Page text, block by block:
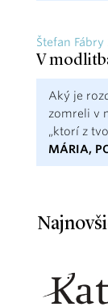
Štefan Fábry
V
Aký je
zomreli v
„ktorí z
MÁRIA,